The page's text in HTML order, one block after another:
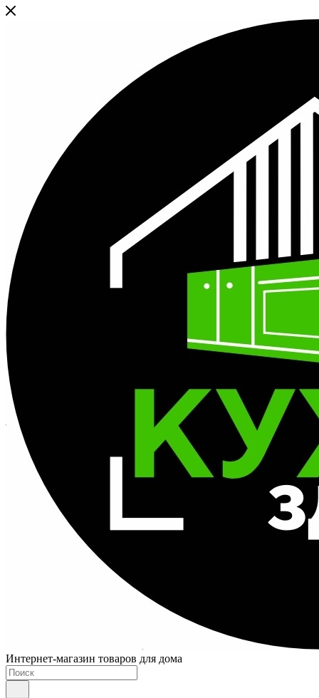
Интернет-магазин товаров для дома